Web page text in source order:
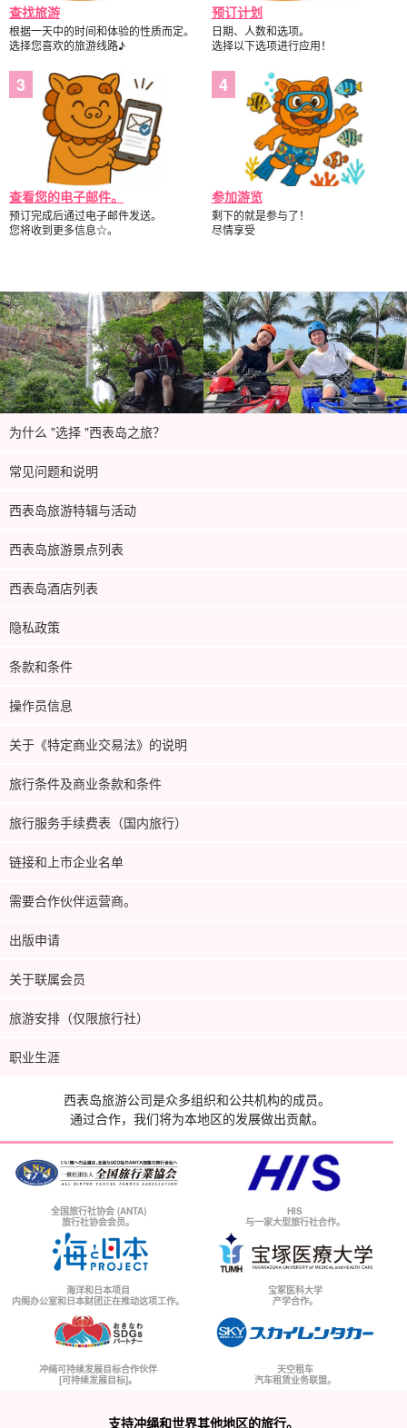
查找旅游
根据一天中的时间和体验的性质而定。
选择您喜欢的旅游线路♪
预订计划
日期、人数和选项。
选择以下选项进行应用！
查看您的电子邮件。
预订完成后通过电子邮件发送。
您将收到更多信息☆。
参加游览
剩下的就是参与了！
尽情享受
为什么 "选择 "西表岛之旅？
常见问题和说明
西表岛旅游特辑与活动
西表岛旅游景点列表
西表岛酒店列表
隐私政策
条款和条件
操作员信息
关于《特定商业交易法》的说明
旅行条件及商业条款和条件
旅行服务手续费表（国内旅行）
链接和上市企业名单
需要合作伙伴运营商。
出版申请
关于联属会员
旅游安排（仅限旅行社）
职业生涯
西表岛旅游公司是众多组织和公共机构的成员。
通过合作，我们将为本地区的发展做出贡献。
全国旅行社协会 (ANTA)
旅行社协会会员。
HIS
与一家大型旅行社合作。
海洋和日本项目
内阁办公室和日本财团正在推动这项工作。
宝冢医科大学
产学合作。
冲绳可持续发展目标合作伙伴
[可持续发展目标]。
天空租车
汽车租赁业务联盟。
支持冲绳和世界其他地区的旅行。